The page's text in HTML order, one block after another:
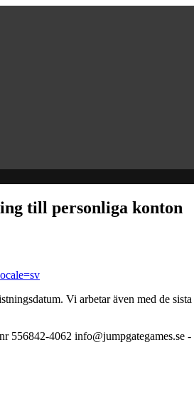
till personliga konton
Vi arbetar även med de
556842-4062 info@jumpgategames.se